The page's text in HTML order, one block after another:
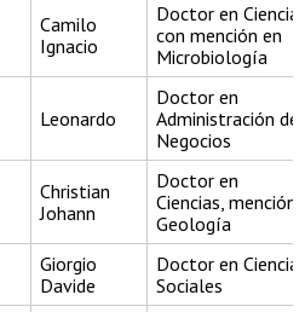
Camilo
Ignacio
Doctor en
con mención en
Microbiología
Leonardo
Doctor en
Administración de
Negocios
Christian
Johann
Doctor en
Ciencias, mención
Geología
Giorgio
Davide
Doctor en
Sociales